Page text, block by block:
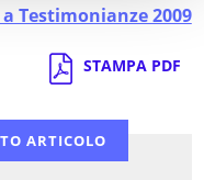
Testimonianze 2009
STAMPA PDF
ARTICOLO